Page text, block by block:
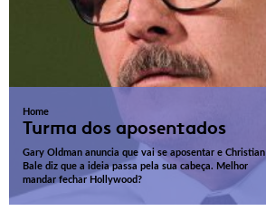
Home
Turma dos aposentados
Gary Oldman anuncia que vai se aposentar e Christian
Bale diz que a ideia passa pela sua cabeça. Melhor
mandar fechar Hollywood?